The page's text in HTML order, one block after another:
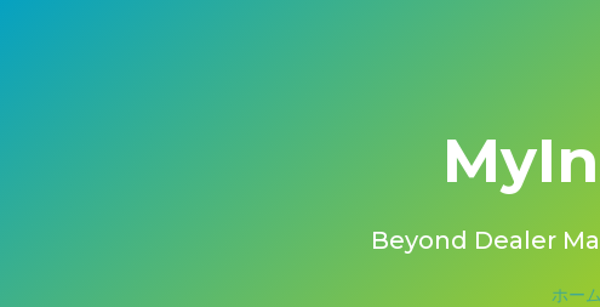
Beyond Dealer
ホーム